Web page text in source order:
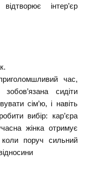
інтер’єр
час,
сидіти
сім’ю, і навіть
вибір: кар’єра
жінка отримує
поруч сильний